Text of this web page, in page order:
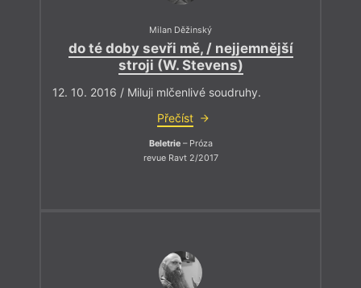
Milan Děžinský
do té doby sevři mě, / nejjemnější
stroji (W. Stevens)
12. 10. 2016 / Miluji mlčenlivé soudruhy.
Přečíst
Beletrie– Próza
revue Ravt 2/2017